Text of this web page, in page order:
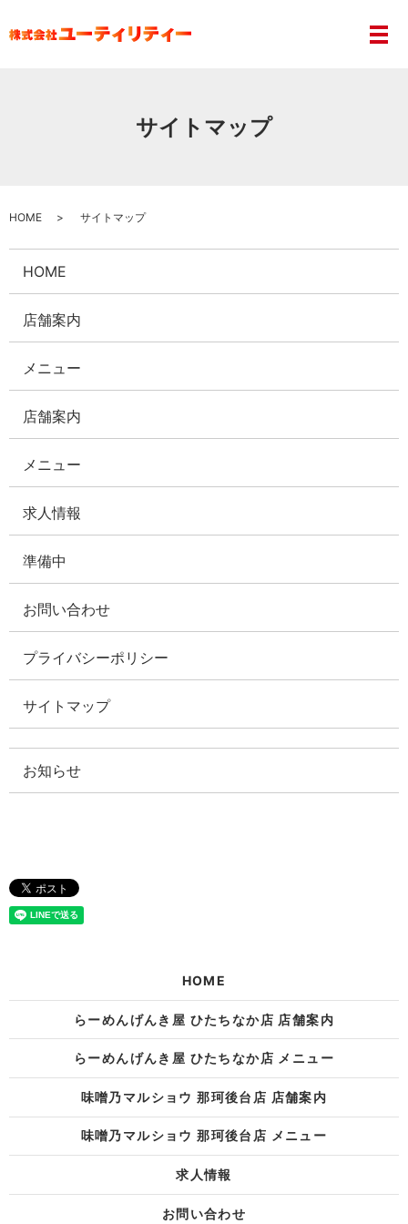
サイトマップ
HOME サイトマップ
HOME
店舗案内
メニュー
店舗案内
メニュー
求人情報
準備中
お問い合わせ
プライバシーポリシー
サイトマップ
お知らせ
HOME
らーめんげんき屋 ひたちなか店 店舗案内
らーめんげんき屋 ひたちなか店 メニュー
味噌乃マルショウ 那珂後台店 店舗案内
味噌乃マルショウ 那珂後台店 メニュー
求人情報
お問い合わせ